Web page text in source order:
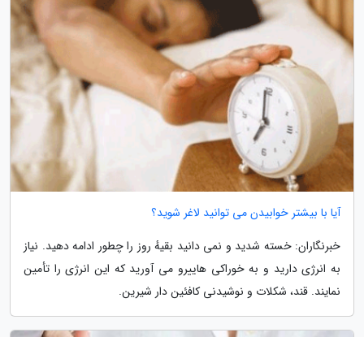
آیا با بیشتر خوابیدن می توانید لاغر شوید؟
خبرنگاران: خسته شدید و نمی دانید بقیهٔ روز را چطور ادامه دهید. نیاز
به انرژی دارید و به خوراکی هاییرو می آورید که این انرژی را تأمین
نمایند. قند، شکلات و نوشیدنی کافئین دار شیرین.